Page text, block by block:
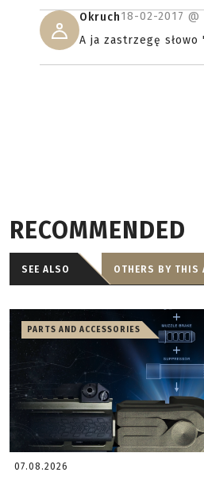
Okruch18-02-2017 @
A ja zastrzegę
RECOMMENDED
SEE ALSO OTHERS BY THIS
PARTS AND ACCESSORIES
07.08.2026